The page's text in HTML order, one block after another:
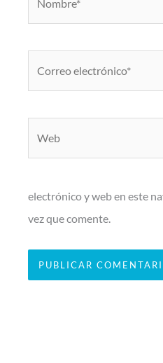
electrónico y web en este
vez que comente.